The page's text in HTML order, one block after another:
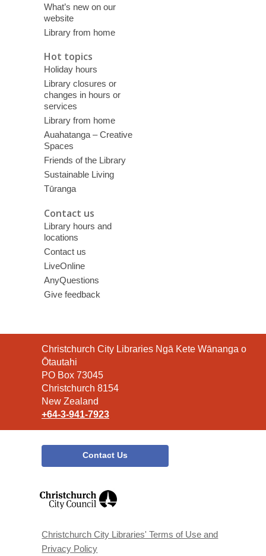
What’s new on our
website
Library from home
Hot topics
Holiday hours
Library closures or
changes in hours or
services
Library from home
Auahatanga – Creative
Spaces
Friends of the Library
Sustainable Living
Tūranga
Contact us
Library hours and
locations
Contact us
LiveOnline
AnyQuestions
Give feedback
Contact
the
Library
Christchurch City Libraries Ngā Kete Wānanga o
Ōtautahi
PO Box 73045
Christchurch 8154
New Zealand
+64-3-941-7923
Contact Us
window
Christchurch City Libraries' Terms of Use and
Privacy Policy